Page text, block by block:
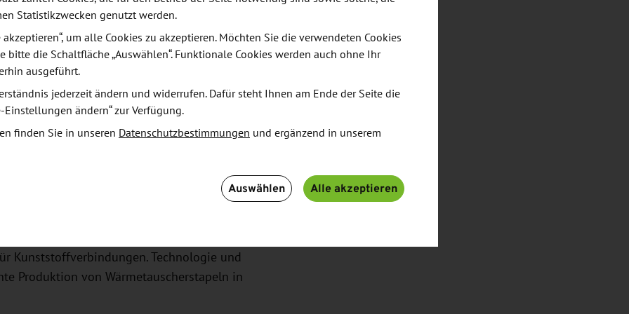
verschiedenen Werkstoffen ist insbesondere für
Wärmetauscher oder Brennstoffzellen
Laserschweißprozess realisiert. Mit
das Verfahren das Schweißen ultradünner
metallischer Bipolarplatten benötigt werden.
von Brennstoffzellen. LASERVORM trägt mit
Fertigungsprozesse großserienfähig zu
„Wasserstoffland Sachsen“
Laserstrahlschweißen nicht nur für das
Kunststoffverbindungen. Technologie und
Produktion von Wärmetauscherstapeln in
Statistikzwecken genutzt werden.
um alle Cookies zu akzeptieren. Möchten Sie die verwendeten Cookies
bitte die Schaltfläche „Auswählen“. Funktionale Cookies werden auch ohne Ihr
ausgeführt.
jederzeit ändern und widerrufen. Dafür steht Ihnen am Ende der Seite die
Einstellungen ändern“ zur Verfügung.
finden Sie in unseren Datenschutzbestimmungen und ergänzend in unserem
Auswählen Alle akzeptieren